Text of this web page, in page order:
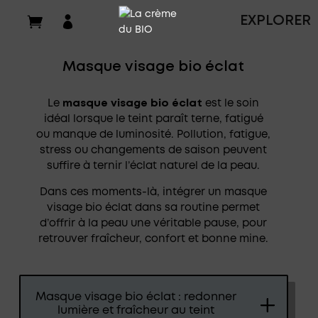
EXPLORER

Masque visage bio éclat
Le masque visage bio éclat est le soin
idéal lorsque le teint paraît terne, fatigué
ou manque de luminosité. Pollution, fatigue,
stress ou changements de saison peuvent
suffire à ternir l’éclat naturel de la peau.
Dans ces moments-là, intégrer un masque
visage bio éclat dans sa routine permet
d’offrir à la peau une véritable pause, pour
retrouver fraîcheur, confort et bonne mine.
Masque visage bio éclat : redonner
lumière et fraîcheur au teint